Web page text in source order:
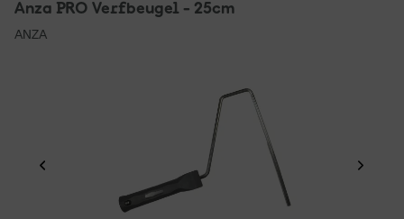
Anza PRO Verfbeugel - 25cm
ANZA